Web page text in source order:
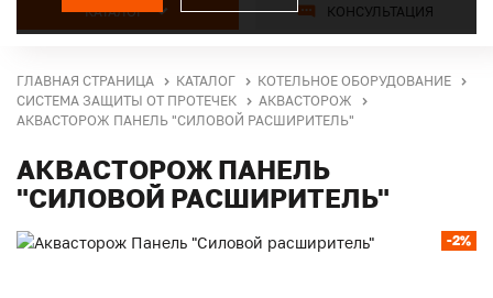
КАТАЛОГ КОНСУЛЬТАЦИЯ
ГЛАВНАЯ СТРАНИЦА КАТАЛОГ
КОТЕЛЬНОЕ ОБОРУДОВАНИЕ
СИСТЕМА ЗАЩИТЫ ОТ ПРОТЕЧЕК
АКВАСТОРОЖ
АКВАСТОРОЖ ПАНЕЛЬ "СИЛОВОЙ РАСШИРИТЕЛЬ"
АКВАСТОРОЖ ПАНЕЛЬ
"СИЛОВОЙ РАСШИРИТЕЛЬ"
-2%